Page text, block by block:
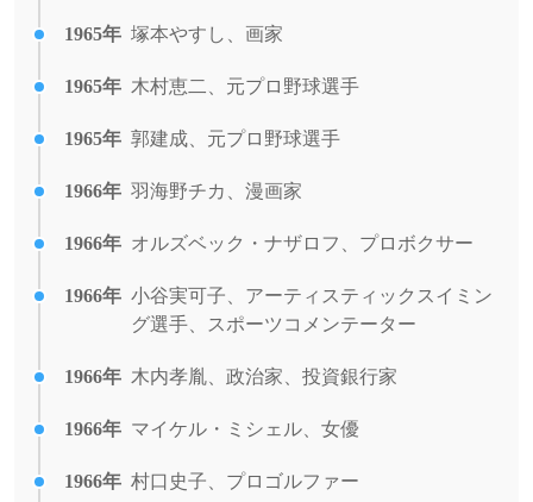
1965年 塚本やすし、画家
1965年 木村恵二、元プロ野球選手
1965年 郭建成、元プロ野球選手
1966年 羽海野チカ、漫画家
1966年 オルズベック・ナザロフ、プロボクサー
1966年 小谷実可子、アーティスティックスイミン
グ選手、スポーツコメンテーター
1966年 木内孝胤、政治家、投資銀行家
1966年 マイケル・ミシェル、女優
1966年 村口史子、プロゴルファー